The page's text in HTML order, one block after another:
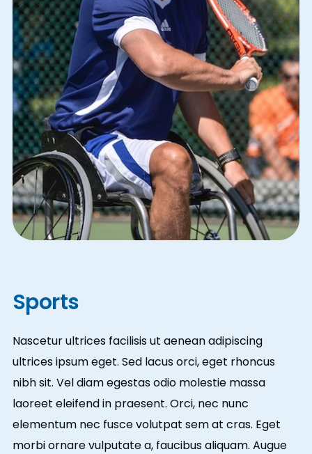
Sports
Nascetur ultrices facilisis ut aenean adipiscing
ultrices ipsum eget. Sed lacus orci, eget rhoncus
nibh sit. Vel diam egestas odio molestie massa
laoreet eleifend in praesent. Orci, nec nunc
elementum nec fusce volutpat sem at cras. Eget
morbi ornare vulputate a, faucibus aliquam. Augue